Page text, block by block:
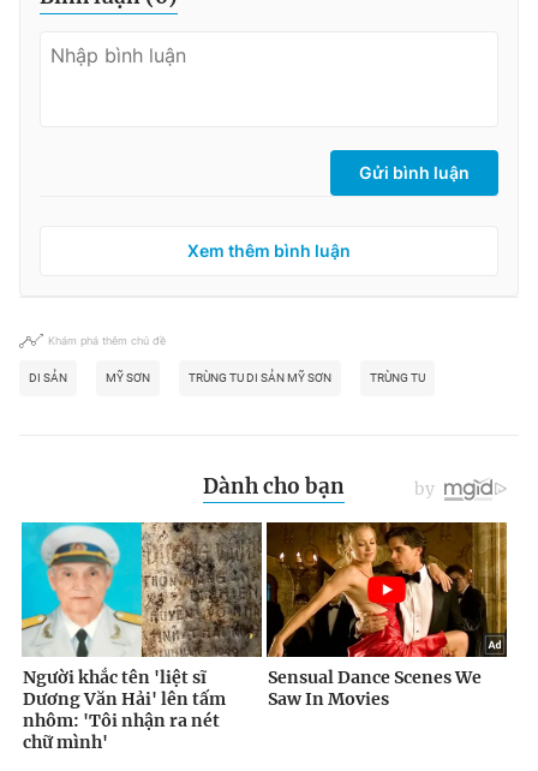
Gửi bình luận
Xem thêm bình luận
Khám phá thêm chủ đề
DI SẢN MỸ SƠN TRÙNG TU DI SẢN MỸ SƠN TRÙNG TU